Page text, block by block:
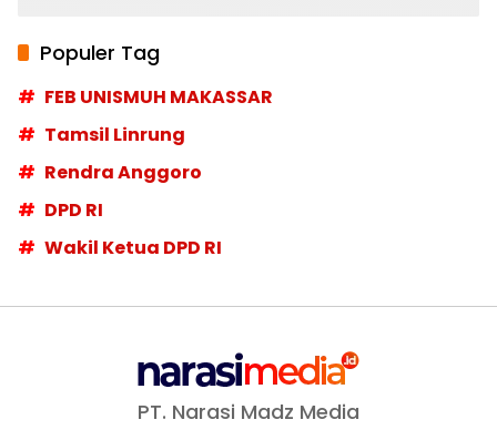
Populer Tag
FEB UNISMUH MAKASSAR
Tamsil Linrung
Rendra Anggoro
DPD RI
Wakil Ketua DPD RI
PT. Narasi Madz Media